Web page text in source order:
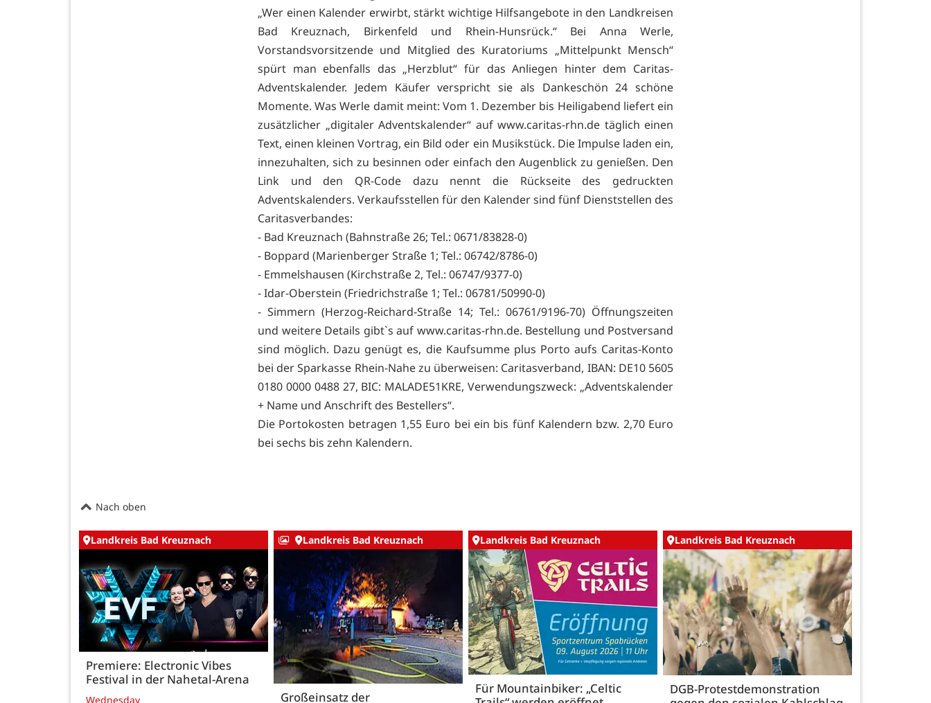
„Wer einen Kalender erwirbt, stärkt wichtige Hilfsangebote in den Landkreisen
Bad Kreuznach, Birkenfeld und Rhein-Hunsrück.“ Bei Anna Werle,
Vorstandsvorsitzende und Mitglied des Kuratoriums „Mittelpunkt Mensch“
spürt man ebenfalls das „Herzblut“ für das Anliegen hinter dem Caritas-
Adventskalender. Jedem Käufer verspricht sie als Dankeschön 24 schöne
Momente. Was Werle damit meint: Vom 1. Dezember bis Heiligabend liefert ein
zusätzlicher „digitaler Adventskalender“ auf www.caritas-rhn.de täglich einen
Text, einen kleinen Vortrag, ein Bild oder ein Musikstück. Die Impulse laden ein,
innezuhalten, sich zu besinnen oder einfach den Augenblick zu genießen. Den
Link und den QR-Code dazu nennt die Rückseite des gedruckten
Adventskalenders. Verkaufsstellen für den Kalender sind fünf Dienststellen des
Caritasverbandes:
- Bad Kreuznach (Bahnstraße 26; Tel.: 0671/83828-0)
- Boppard (Marienberger Straße 1; Tel.: 06742/8786-0)
- Emmelshausen (Kirchstraße 2, Tel.: 06747/9377-0)
- Idar-Oberstein (Friedrichstraße 1; Tel.: 06781/50990-0)
- Simmern (Herzog-Reichard-Straße 14; Tel.: 06761/9196-70) Öffnungszeiten
und weitere Details gibt`s auf www.caritas-rhn.de. Bestellung und Postversand
sind möglich. Dazu genügt es, die Kaufsumme plus Porto aufs Caritas-Konto
bei der Sparkasse Rhein-Nahe zu überweisen: Caritasverband, IBAN: DE10 5605
0180 0000 0488 27, BIC: MALADE51KRE, Verwendungszweck: „Adventskalender
+ Name und Anschrift des Bestellers“.
Die Portokosten betragen 1,55 Euro bei ein bis fünf Kalendern bzw. 2,70 Euro
bei sechs bis zehn Kalendern.
Nach oben
Landkreis Bad Kreuznach
Premiere: Electronic Vibes
Festival in der Nahetal-Arena
Wednesday
Landkreis Bad Kreuznach
Großeinsatz der
Landkreis Bad Kreuznach
Für Mountainbiker: „Celtic
Landkreis Bad Kreuznach
DGB-Protestdemonstration